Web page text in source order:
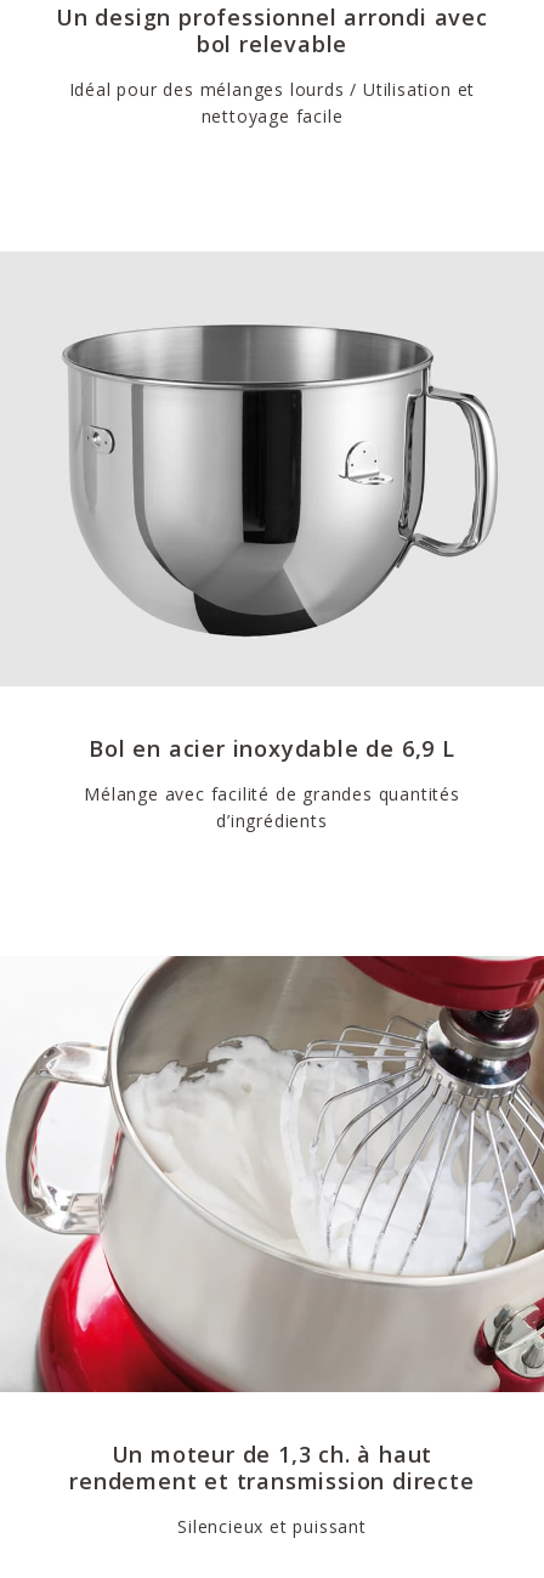
Un design professionnel arrondi avec
bol relevable
Idéal pour des mélanges lourds / Utilisation et
nettoyage facile
Bol en acier inoxydable de 6,9 L
Mélange avec facilité de grandes quantités
d’ingrédients
Un moteur de 1,3 ch. à haut
rendement et transmission directe
Silencieux et puissant